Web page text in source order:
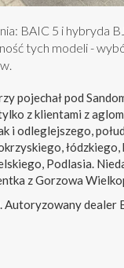
BAIC 5 i hybryda
tych modeli -
pojechał pod
z klientami z
i odleglejszego,
łódzkiego,
Podlasia.
z Gorzowa
Autoryzowany dealer